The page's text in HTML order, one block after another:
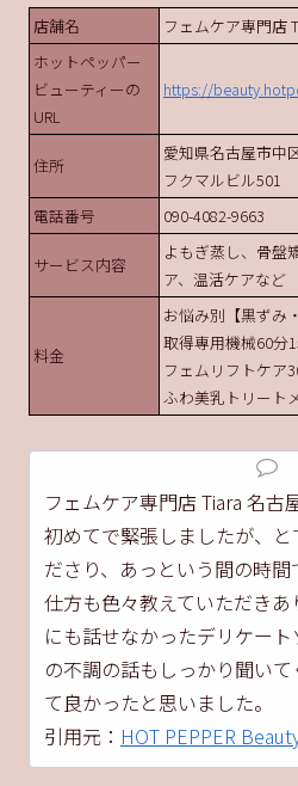
店舗名
フェムケア専門店
ホットペッパー
ビューティーの
URL
https://
住所
愛知県名古屋市中
フクマルビル501
電話番号
090-4082-9663
サービス内容
よもぎ蒸し、骨盤
ア、温活ケアなど
料金
お悩み別【黒ずみ
取得専用機械60分
フェムリフトケア
ふわ美乳トリート
フェムケア専門店 Tiara 名
初めてで緊張しましたが、と
ださり、あっという間の時
仕方も色々教えていただき
にも話せなかったデリケー
の不調の話もしっかり聞い
て良かったと思いました。
引用元： HOT PEPPER